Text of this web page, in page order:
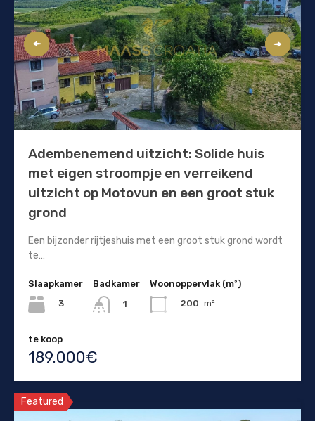
Adembenemend uitzicht: Solide huis
met eigen stroompje en verreikend
uitzicht op Motovun en een groot stuk
grond
Een bijzonder rijtjeshuis met een groot stuk grond wordt
te…
Slaapkamer
3
Badkamer
1
Woonoppervlak (m²)
200 m²
te koop
189.000€
Featured